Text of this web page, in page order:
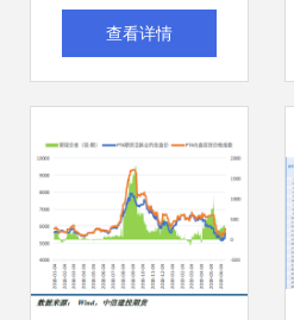
成就未来，前瞻布
资主线
查看详情